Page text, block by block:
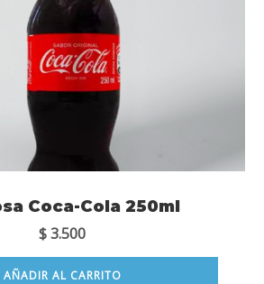
Coca-Cola 250ml
$3.500
AÑADIR AL CARRITO